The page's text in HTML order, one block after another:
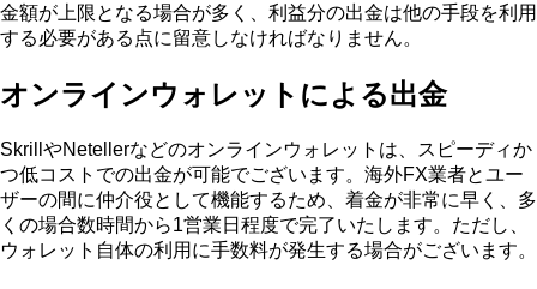
金額が上限となる場合が多く、利益分の出金は他の手段を利用
する必要がある点に留意しなければなりません。
オンラインウォレットによる出金
SkrillやNetellerなどのオンラインウォレットは、スピーディか
つ低コストでの出金が可能でございます。海外FX業者とユー
ザーの間に仲介役として機能するため、着金が非常に早く、多
くの場合数時間から1営業日程度で完了いたします。ただし、
ウォレット自体の利用に手数料が発生する場合がございます。